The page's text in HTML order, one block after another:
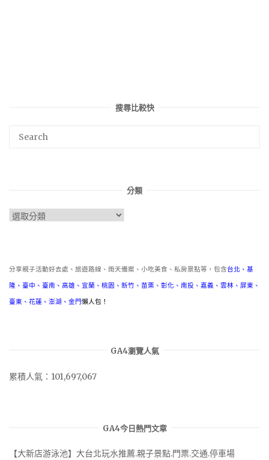
搜尋比較快
分類
分
分享親子活動好去處、旅遊路線、雨天備案、小吃美食、私房景點等，包含台北 、 基
隆 、 臺中 、 臺南 、 高雄 、 宜蘭 、 桃園 、 新竹 、 苗栗 、 彰化 、 南投 、 嘉義 、 雲林 、 屏東 、
臺東 、 花蓮 、 澎湖 、 金門懶人包！
GA4瀏覽人氣
累積人氣：101,697,067
GA4今日熱門文章
【大新店游泳池】大台北玩水推薦.親子景點.門票.交通.停車場